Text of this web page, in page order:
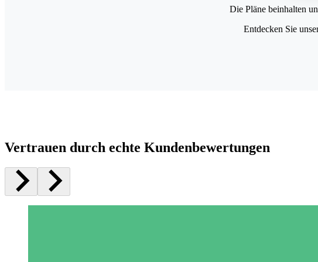
Die Pläne beinhalten
Entdecken Sie
Vertrauen durch echte Kundenbewertungen